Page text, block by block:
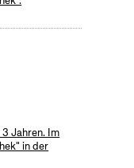
Jahren. Im
in der